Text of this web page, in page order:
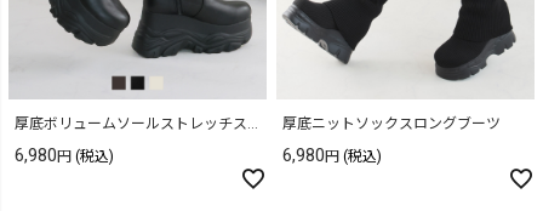
6,980 (税込)
厚底ニットソックスロングブーツ
6,980 (税込)